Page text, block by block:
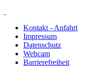
Kontakt - Anfahrt
Impressum
Datenschutz
Webcam
Barrierefreiheit